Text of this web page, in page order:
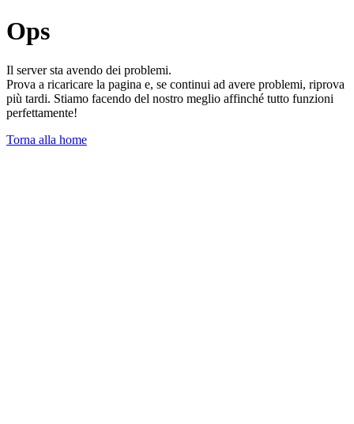
Ops
Il server sta avendo dei problemi.
Prova a ricaricare la pagina e, se continui ad avere problemi, riprova
più tardi. Stiamo facendo del nostro meglio affinché tutto funzioni
perfettamente!
Torna alla home